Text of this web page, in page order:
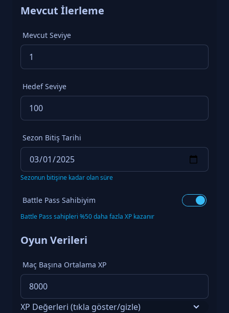
Mevcut İlerleme
Mevcut Seviye
Hedef Seviye
Sezon Bitiş Tarihi
Sezonun bitişine kadar olan süre
Battle Pass Sahibiyim
Battle Pass sahipleri %50 daha fazla XP kazanır
Oyun Verileri
Maç Başına Ortalama XP
XP Değerleri (tıkla göster/gizle)